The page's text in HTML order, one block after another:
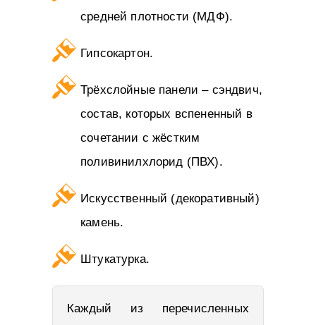
средней плотности (МДФ).
Гипсокартон.
Трёхслойные панели – сэндвич,
состав, которых вспененный в
сочетании с жёстким
поливинилхлорид (ПВХ).
Искусственный (декоративный)
камень.
Штукатурка.
Каждый из перечисленных